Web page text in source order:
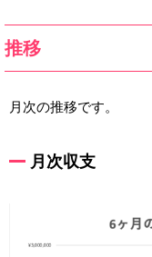
推移
月次の推移です。
月次収支